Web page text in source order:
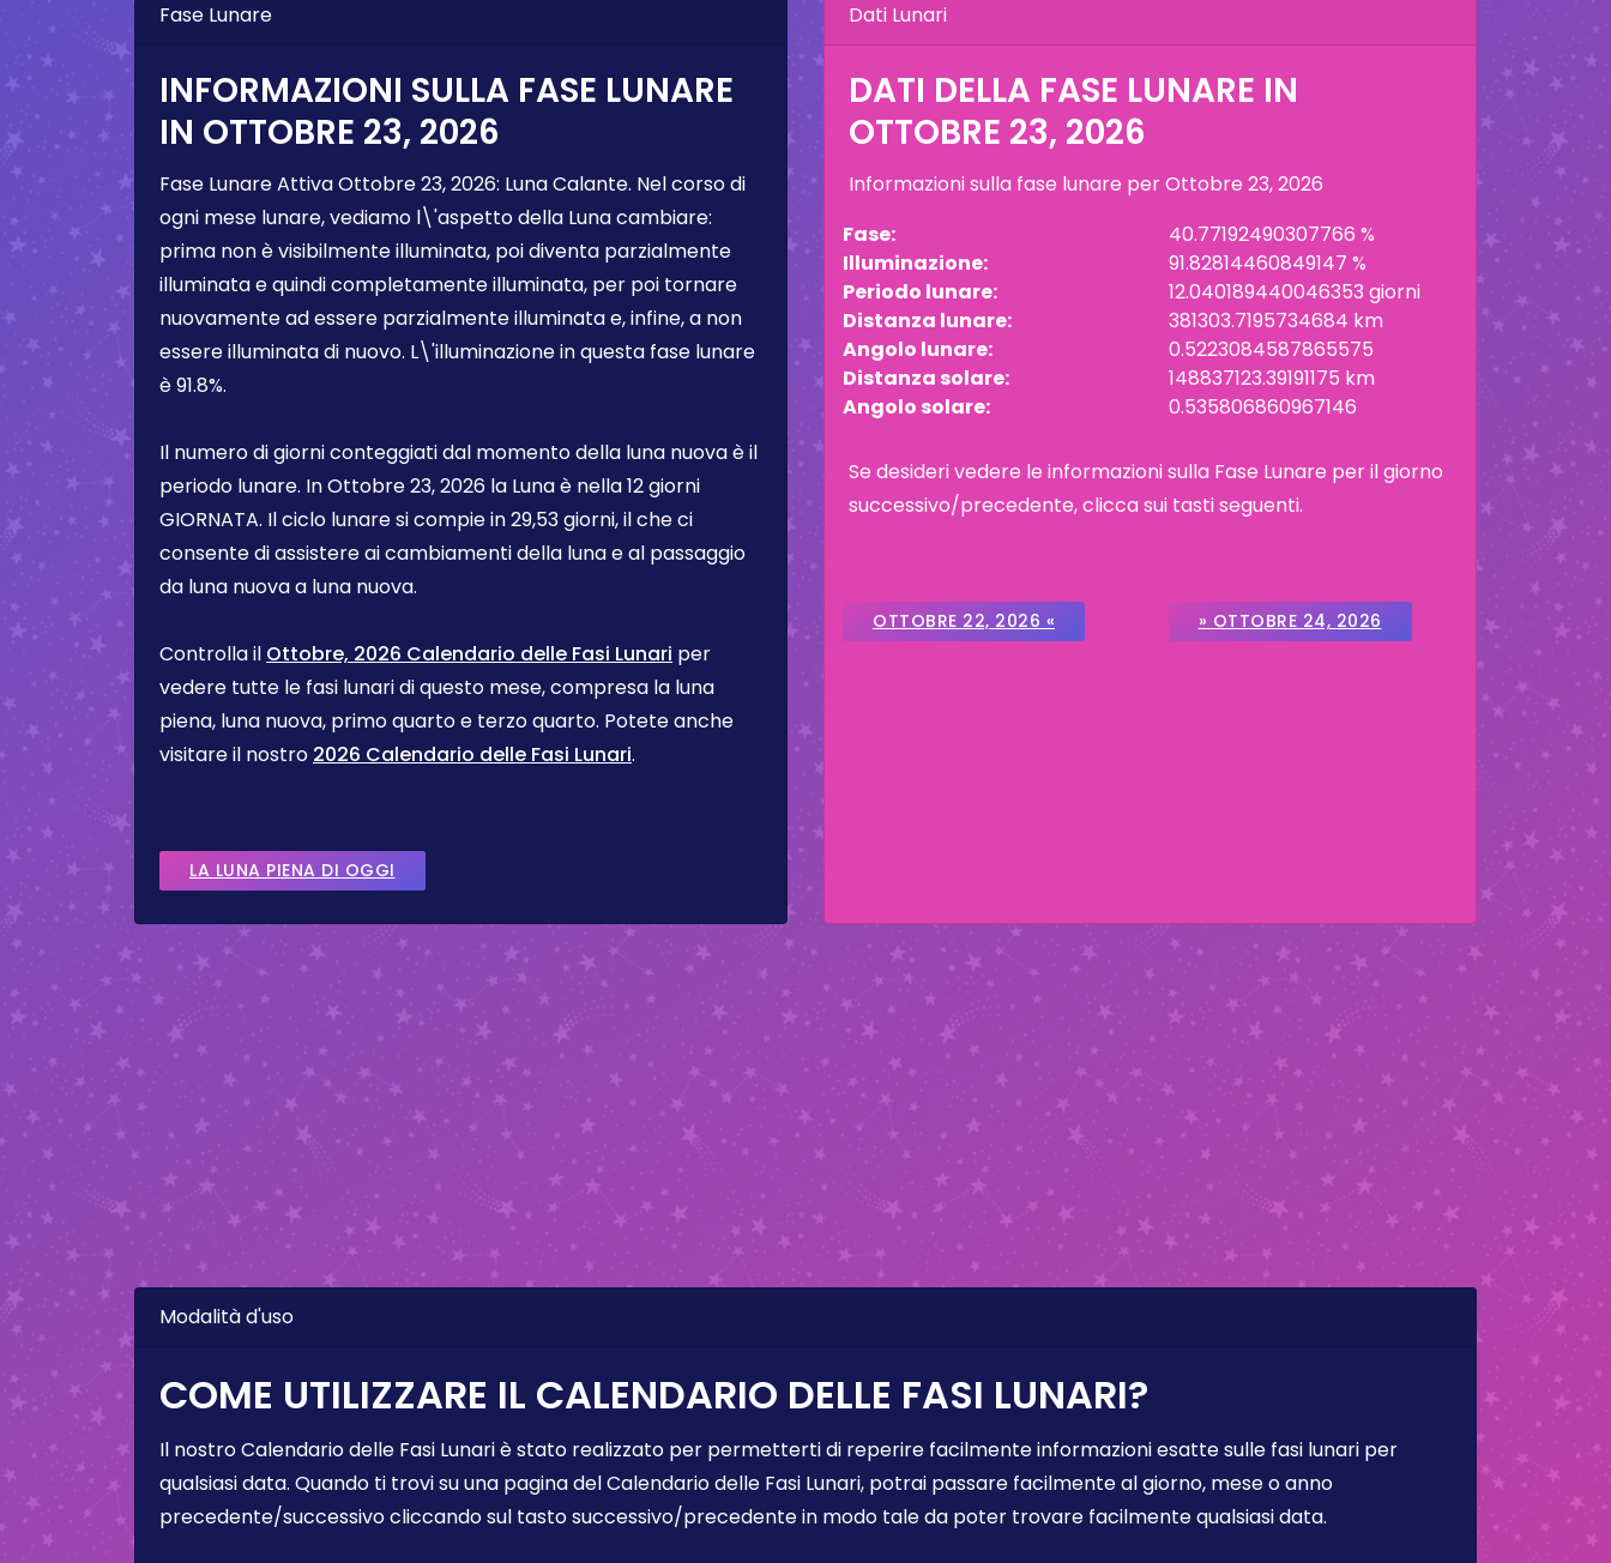
Fase Lunare
INFORMAZIONI SULLA FASE LUNARE
IN OTTOBRE 23, 2026
Fase Lunare AttivaOttobre 23, 2026: Luna Calante. Nel corso di
ogni mese lunare, vediamo l\'aspetto della Luna cambiare:
prima non è visibilmente illuminata, poi diventa parzialmente
illuminata e quindi completamente illuminata, per poi tornare
nuovamente ad essere parzialmente illuminata e, infine, a non
essere illuminata di nuovo. L\'illuminazione in questa fase lunare
è91.8%.
Il numero di giorni conteggiati dal momento della luna nuova è il
periodo lunare. InOttobre 23, 2026 la Luna è nella12 giorni
GIORNATA. Il ciclo lunare si compie in 29,53 giorni, il che ci
consente di assistere ai cambiamenti della luna e al passaggio
da luna nuova a luna nuova.
Controlla il Ottobre, 2026 Calendario delle Fasi Lunari per
vedere tutte le fasi lunari di questo mese, compresa la luna
piena, luna nuova, primo quarto e terzo quarto. Potete anche
visitare il nostro 2026 Calendario delle Fasi Lunari.
LA LUNA PIENA DI OGGI
Dati Lunari
DATI DELLA FASE LUNARE IN
OTTOBRE 23, 2026
Informazioni sulla fase lunare perOttobre 23, 2026
Fase:
40.77192490307766 %
Illuminazione:
91.82814460849147 %
Periodo lunare:
12.040189440046353 giorni
Distanza lunare:
381303.7195734684 km
Angolo lunare:
0.5223084587865575
Distanza solare:
148837123.39191175 km
Angolo solare:
0.535806860967146
Se desideri vedere le informazioni sulla Fase Lunare per il giorno
successivo/precedente, clicca sui tasti seguenti.
OTTOBRE 22, 2026 « » OTTOBRE 24, 2026
Modalità d'uso
COME UTILIZZARE IL CALENDARIO DELLE FASI LUNARI?
Il nostro Calendario delle Fasi Lunari è stato realizzato per permetterti di reperire facilmente informazioni esatte sulle fasi lunari per
qualsiasi data. Quando ti trovi su una pagina del Calendario delle Fasi Lunari, potrai passare facilmente al giorno, mese o anno
precedente/successivo cliccando sul tasto successivo/precedente in modo tale da poter trovare facilmente qualsiasi data.